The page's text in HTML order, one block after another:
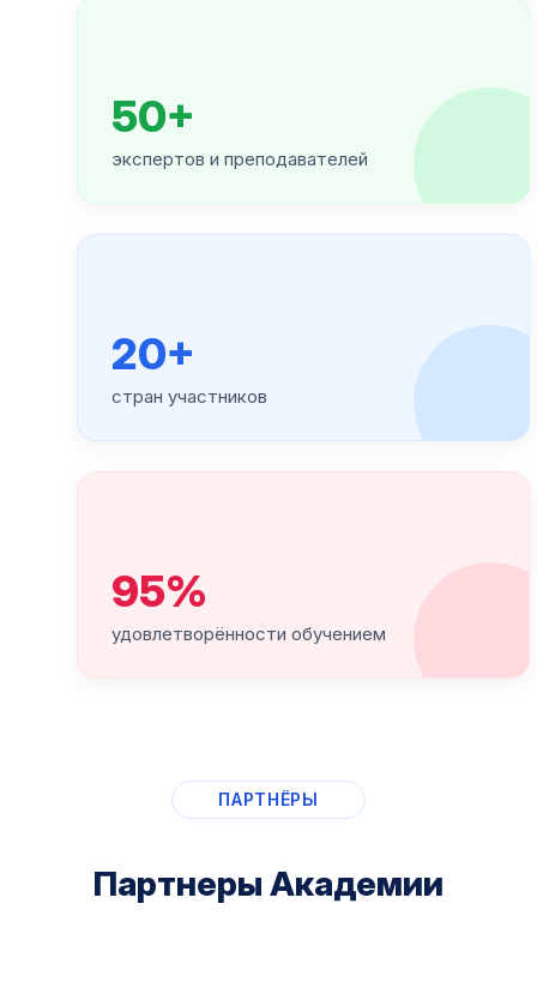
50+
экспертов и преподавателей
20+
стран участников
95%
удовлетворённости обучением
ПАРТНЁРЫ
Партнеры Академии